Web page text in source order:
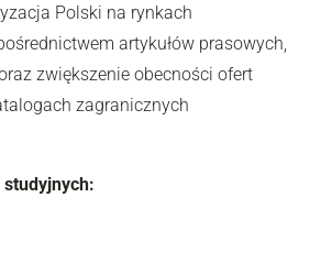
Polski na rynkach
artykułów prasowych,
zwiększenie obecności ofert
zagranicznych